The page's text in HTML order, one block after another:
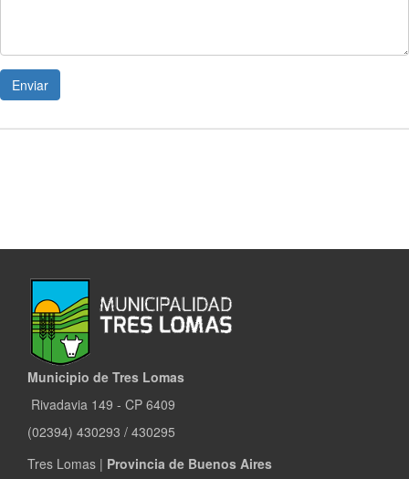
Enviar
Municipio de Tres Lomas
Rivadavia 149 - CP 6409
(02394) 430293 / 430295
Tres Lomas | Provincia de Buenos Aires